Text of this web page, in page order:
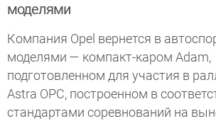
моделями
Компания Opel вернется в
моделями — компакт-каром Adam,
подготовленном для участия в
Astra OPC, построенном в
стандартами соревнований на